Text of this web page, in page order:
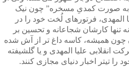
به صورت کمدیِ مسخره” چون نیک
المهدی، فرتورهای لُخت خود را در
تنها کارشان شجاعانه و تحسین بر
چون همیشه، کاسه داغ تر از آش شده
علیا المهدی و یا گلشیفته
تیتر اخبار دنیای مجازی کنند.